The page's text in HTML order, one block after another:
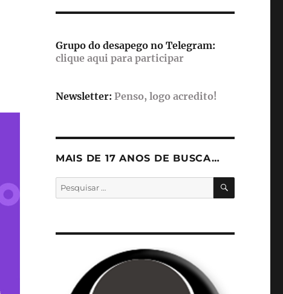
Grupo do desapego no Telegram:
clique aqui para participar
Newsletter: Penso, logo acredito!
MAIS DE 17 ANOS DE BUSCA…
Pesquisar
por: